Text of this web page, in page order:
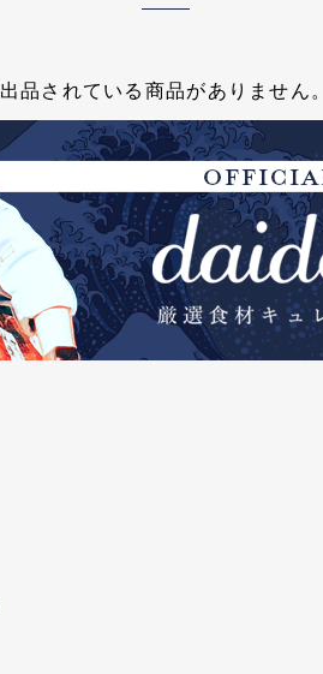
出品されている商品がありません。